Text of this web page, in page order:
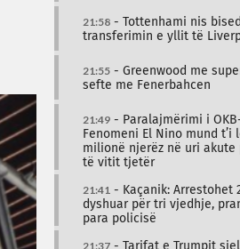
21:58 - Tottenhami nis
transferimin e yllit të
21:55 - Greenwood me
sefte me Fenerbahcen
21:49 - Paralajmërimi i
Fenomeni El Nino mund t’i
milionë njerëz në uri akute
të vitit tjetër
21:41 - Kaçanik: Arrestohet
dyshuar për tri vjedhje,
para policisë
21:37 - Tarifat e Trumpit